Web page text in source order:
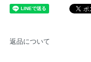
返品について